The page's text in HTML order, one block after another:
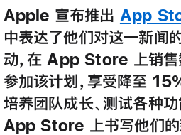
Apple 宣布推出 App
中表达了他们对这一新闻
动，在 App Store 上销售
参加该计划，享受降至
培养团队成长、测试各种
App Store 上书写他们的